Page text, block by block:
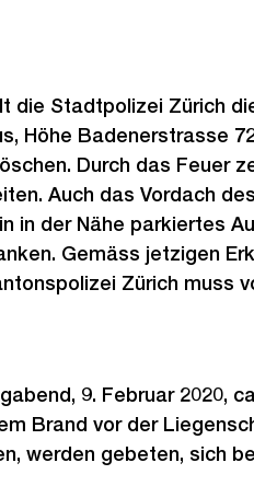
die Stadtpolizei Zürich
Höhe Badenerstrasse
Durch das Feuer
Auch das Vordach
in der Nähe parkiertes
Gemäss jetzigen
Zürich muss
9. Februar 2020,
Brand vor der
werden gebeten, sich